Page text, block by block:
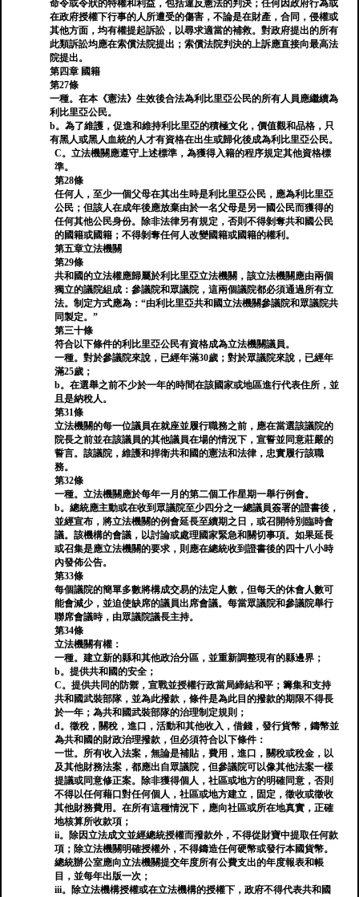
命令或令狀的特權和利益，包括違反憲法的判決；任何因政府行為或
在政府授權下行事的人所遭受的傷害，不論是在財產，合同，侵權或
其他方面，均有權提起訴訟，以尋求適當的補救。對政府提出的所有
此類訴訟均應在索償法院提出；索償法院判決的上訴應直接向最高法
院提出。
第四章 國籍
第27條
一種。在本《憲法》生效後合法為利比里亞公民的所有人員應繼續為
利比里亞公民。
b。為了維護，促進和維持利比里亞的積極文化，價值觀和品格，只
有黑人或黑人血統的人才有資格在出生或歸化後成為利比里亞公民。
C。立法機關應遵守上述標準，為獲得入籍的程序規定其他資格標
準。
第28條
任何人，至少一個父母在其出生時是利比里亞公民，應為利比里亞
公民；但該人在成年後應放棄由於一名父母是另一國公民而獲得的
任何其他公民身份。除非法律另有規定，否則不得剝奪共和國公民
的國籍或國籍；不得剝奪任何人改變國籍或國籍的權利。
第五章立法機關
第29條
共和國的立法權應歸屬於利比里亞立法機關，該立法機關應由兩個
獨立的議院組成：參議院和眾議院，這兩個議院都必須通過所有立
法。制定方式應為：“由利比里亞共和國立法機關參議院和眾議院共
同製定。”
第三十條
符合以下條件的利比里亞公民有資格成為立法機關議員。
一種。對於參議院來說，已經年滿30歲；對於眾議院來說，已經年
滿25歲；
b。在選舉之前不少於一年的時間在該國家或地區進行代表住所，並
且是納稅人。
第31條
立法機關的每一位議員在就座並履行職務之前，應在當選該議院的
院長之前並在該議員的其他議員在場的情況下，宣誓並同意莊嚴的
誓言。該議院，維護和捍衛共和國的憲法和法律，忠實履行該職
務。
第32條
一種。立法機關應於每年一月的第二個工作星期一舉行例會。
b。總統應主動或在收到眾議院至少四分之一總議員簽署的證書後，
並經宣布，將立法機關的例會延長至續期之日，或召開特別臨時會
議。該機構的會議，以討論或處理國家緊急和關切事項。如果延長
或召集是應立法機關的要求，則應在總統收到證書後的四十八小時
內發佈公告。
第33條
每個議院的簡單多數將構成交易的法定人數，但每天的休會人數可
能會減少，並迫使缺席的議員出席會議。每當眾議院和參議院舉行
聯席會議時，由眾議院議長主持。
第34條
立法機關有權：
一種。建立新的縣和其他政治分區，並重新調整現有的縣邊界；
b。提供共和國的安全；
C。提供共同的防禦，宣戰並授權行政當局締結和平；籌集和支持
共和國武裝部隊，並為此撥款，條件是為此目的撥款的期限不得長
於一年；為共和國武裝部隊的治理制定規則；
d。徵稅，關稅，進口，活動和其他收入，借錢，發行貨幣，鑄幣並
為共和國的財政治理撥款，但必須符合以下條件：
一世。所有收入法案，無論是補貼，費用，進口，關稅或稅金，以
及其他財務法案，都應出自眾議院，但參議院可以像其他法案一樣
提議或同意修正案。除非獲得個人，社區或地方的明確同意，否則
不得以任何藉口對任何個人，社區或地方建立，固定，徵收或徵收
其他財務費用。在所有這種情況下，應向社區或所在地真實，正確
地核算所收款項；
ii。除因立法成文並經總統授權而撥款外，不得從財寶中提取任何款
項；除立法機關明確授權外，不得鑄造任何硬幣或發行本國貨幣。
總統辦公室應向立法機關提交年度所有公費支出的年度報表和帳
目，並每年出版一次；
iii。除立法機構授權或在立法機構的授權下，政府不得代表共和國